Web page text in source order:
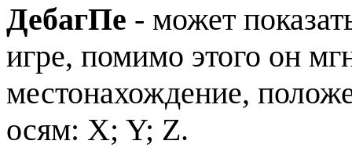
ДебагПе - может
игре, помимо этого он
местонахождение,
осям: X; Y; Z.